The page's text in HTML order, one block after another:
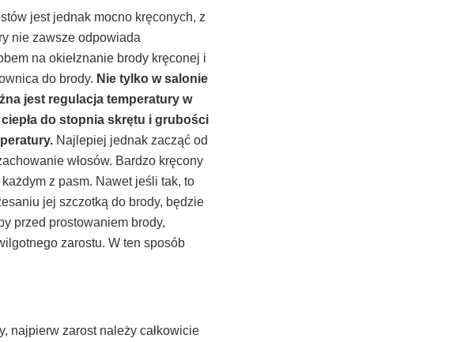
jest jednak mocno kręconych, z
nie zawsze odpowiada
na okiełznanie brody kręconej i
do brody. Nie tylko w salonie
jest regulacja temperatury w
do stopnia skrętu i grubości
Najlepiej jednak zacząć od
włosów. Bardzo kręcony
z pasm. Nawet jeśli tak, to
jej szczotką do brody, będzie
przed prostowaniem brody,
zarostu. W ten sposób
najpierw zarost należy całkowicie